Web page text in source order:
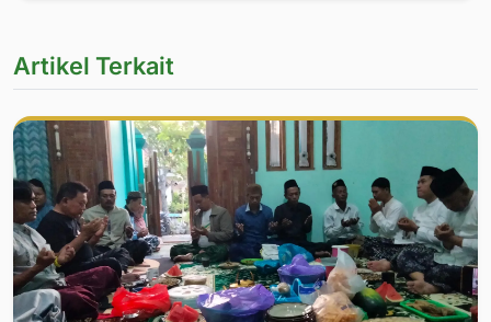
Artikel Terkait